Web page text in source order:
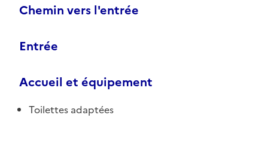
Chemin vers l'entrée
Entrée
Accueil et équipement
Toilettes adaptées